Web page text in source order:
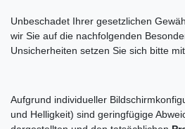
Unbeschadet Ihrer gesetzlichen
wir Sie auf die nachfolgenden
Unsicherheiten setzen Sie sich bitte
Aufgrund individueller
und Helligkeit) sind geringfügige